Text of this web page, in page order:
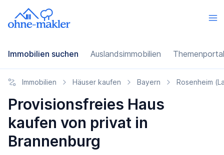
Immobilien suchen Auslandsimmobilien
Immobilien Häuser kaufen Bayern Rosenheim
Provisionsfreies Haus
kaufen von privat in
Brannenburg